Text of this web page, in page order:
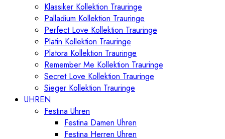
Klassiker Kollektion Trauringe
Palladium Kollektion Trauringe
Perfect Love Kollektion Trauringe
Platin Kollektion Trauringe
Platora Kollektion Trauringe
Remember Me Kollektion Trauringe
Secret Love Kollektion Trauringe
Sieger Kollektion Trauringe
UHREN
Festina Uhren
Festina Damen Uhren
Festina Herren Uhren